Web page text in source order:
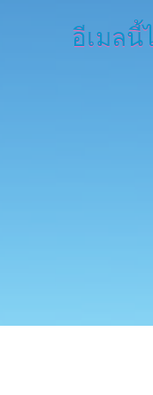
อีเมลนี้